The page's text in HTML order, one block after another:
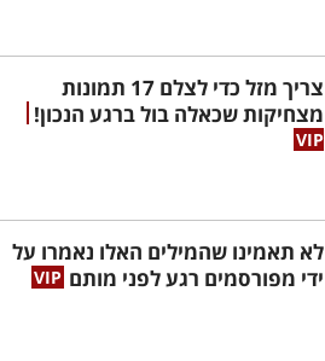
צריך מזל כדי לצלם 17 תמונות
מצחיקות שכאלה בול ברגע הנכון!
לא תאמינו שהמילים האלו נאמרו על
ידי מפורסמים רגע לפני מותם